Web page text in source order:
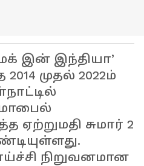
இன் இந்தியா’
முதல் 2022ம்
சுமார் 2
நிறுவனமான